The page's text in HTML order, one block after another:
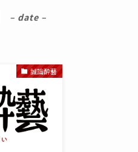
– date –
誠論酔藝